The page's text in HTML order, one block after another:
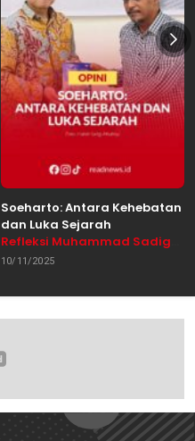
Soeharto: Antara Kehebatan
dan Luka Sejarah
Refleksi Muhammad Sadig
Alhabsyie, Akademisi UIN
Pemerhati Gerakan
10/11/2025